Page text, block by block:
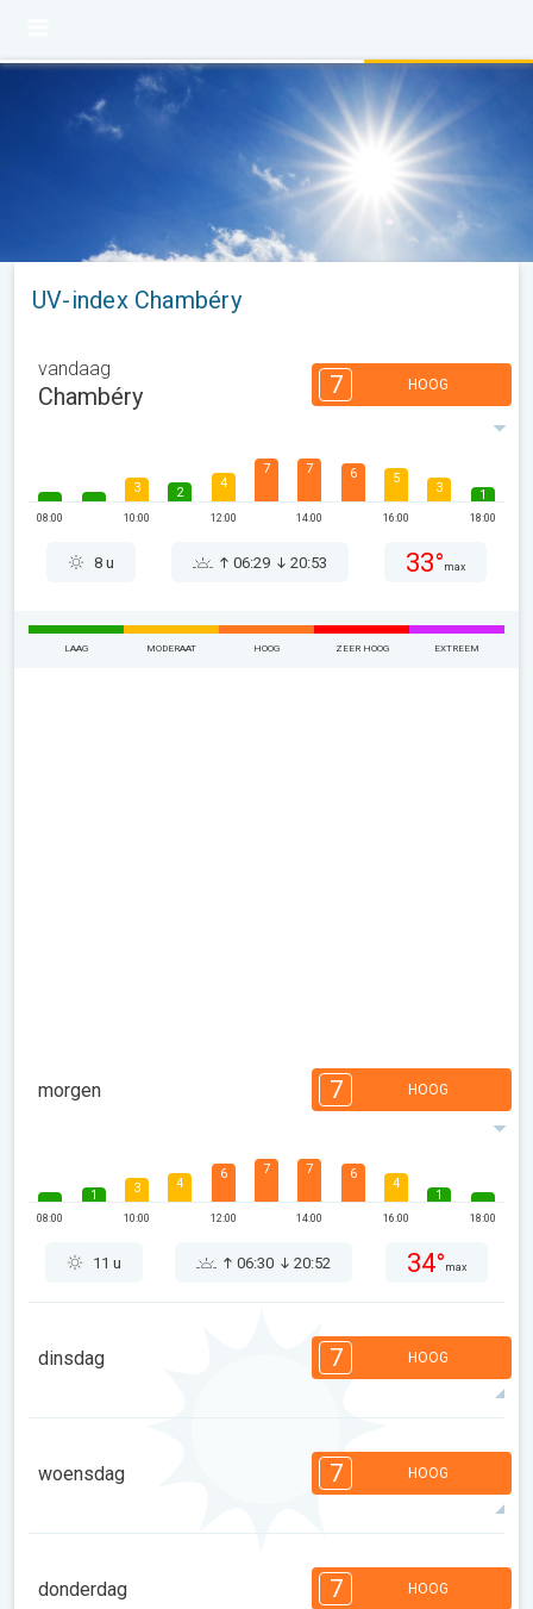
UV-index Chambéry
vandaag
Chambéry 7 HOOG
08:00
3
10:00
2
4
12:00
7 7
14:00
6 5
16:00
3 1
18:00
8 u 06:29 20:53 33° max
LAAG MODERAAT HOOG ZEER HOOG EXTREEM
morgen 7 HOOG
08:00
1 3
10:00
4
6
12:00
7 7
14:00
6
4
16:00
1
18:00
11 u 06:30 20:52 34° max
dinsdag 7 HOOG
10:00 14:00
3
11 u 06:31 20:50 34°max
woensdag 7 HOOG
10:00 14:00
4 3
donderdag 7 HOOG